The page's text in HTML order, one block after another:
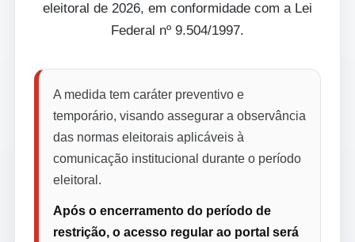
eleitoral de 2026, em conformidade com a Lei
Federal nº 9.504/1997.
A medida tem caráter preventivo e
temporário, visando assegurar a observância
das normas eleitorais aplicáveis à
comunicação institucional durante o período
eleitoral.
Após o encerramento do período de
restrição, o acesso regular ao portal será